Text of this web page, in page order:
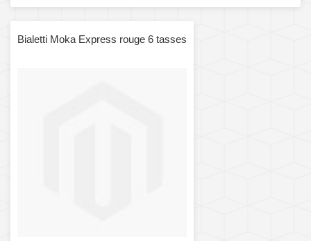
Bialetti Moka Express rouge 6 tasses